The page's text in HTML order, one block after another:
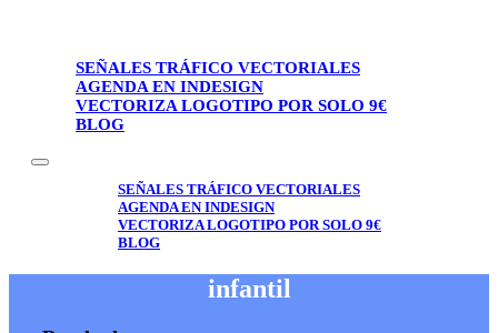
SEÑALES TRÁFICO VECTORIALES
AGENDA EN INDESIGN
VECTORIZA LOGOTIPO POR SOLO 9€
BLOG
SEÑALES TRÁFICO VECTORIALES
AGENDA EN INDESIGN
VECTORIZA LOGOTIPO POR SOLO 9€
BLOG
infantil